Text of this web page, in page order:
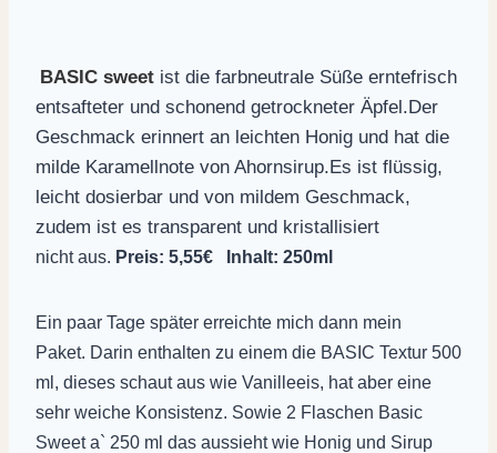
BASIC sweet ist die farbneutrale Süße erntefrisch
entsafteter und schonend getrockneter Äpfel.Der
Geschmack erinnert an leichten Honig und hat die
milde Karamellnote von Ahornsirup.Es ist flüssig,
leicht dosierbar und von mildem Geschmack,
zudem ist es transparent und kristallisiert
nicht aus. Preis: 5,55€ Inhalt: 250ml
Ein paar Tage später erreichte mich dann mein
Paket. Darin enthalten zu einem die BASIC Textur 500
ml, dieses schaut aus wie Vanilleeis, hat aber eine
sehr weiche Konsistenz. Sowie 2 Flaschen Basic
Sweet a` 250 ml das aussieht wie Honig und Sirup